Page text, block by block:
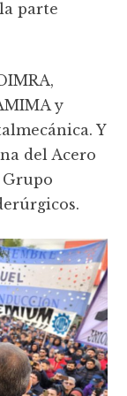
parte
y
Y
del Acero